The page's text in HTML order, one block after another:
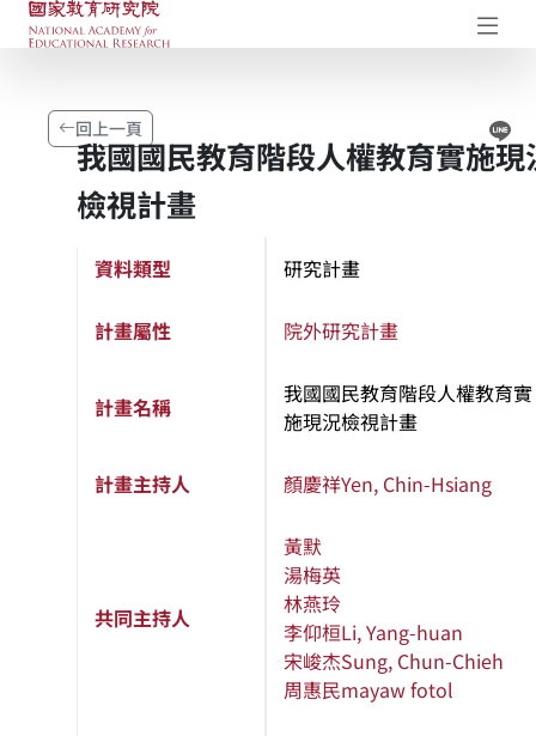
國家教育研究院-研究成果典藏庫
回上一頁
我國國民教育階段人權教育實施現
檢視計畫
資料類型 研究計畫
計畫屬性 院外研究計畫
計畫名稱
我國國民教育階段人權教育實
施現況檢視計畫
計畫主持人 顏慶祥Yen, Chin-Hsiang
共同主持人
黃默
湯梅英
林燕玲
李仰桓Li, Yang-huan
宋峻杰Sung, Chun-Chieh
周惠民mayaw fotol